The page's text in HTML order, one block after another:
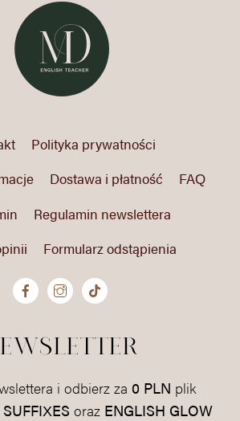
Polityka prywatności
Dostawa i płatność
FAQ
Regulamin newslettera
Formularz odstąpienia
i odbierz za 0 PLN plik
oraz ENGLISH GLOW